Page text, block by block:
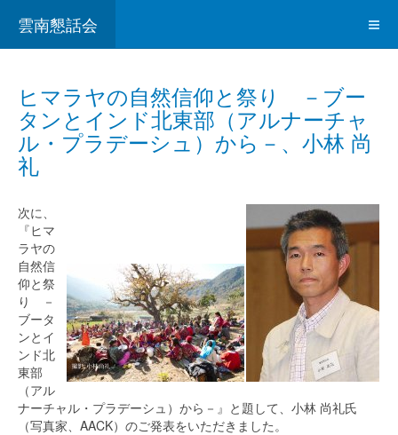
雲南懇話会
ヒマラヤの自然信仰と祭り －ブー
タンとインド北東部（アルナーチャ
ル・プラデーシュ）から－、小林 尚
礼
次に、
『ヒマ
ラヤの
自然信
仰と祭
り －
ブータ
ンとイ
ンド北
東部
（アル
ナーチャル・プラデーシュ）から－』と題して、小林 尚礼氏
（写真家、AACK）のご発表をいただきました。